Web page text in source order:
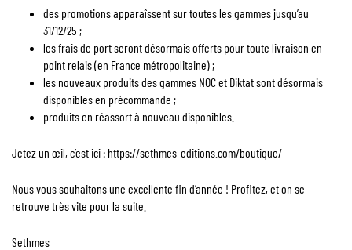
des promotions apparaîssent sur toutes les gammes jusqu’au
31/12/25 ;
les frais de port seront désormais offerts pour toute livraison en
point relais (en France métropolitaine) ;
les nouveaux produits des gammes NOC et Diktat sont désormais
disponibles en précommande ;
produits en réassort à nouveau disponibles.
Jetez un œil, c’est ici : https://sethmes-editions.com/boutique/
Nous vous souhaitons une excellente fin d’année ! Profitez, et on se
retrouve très vite pour la suite.
Sethmes